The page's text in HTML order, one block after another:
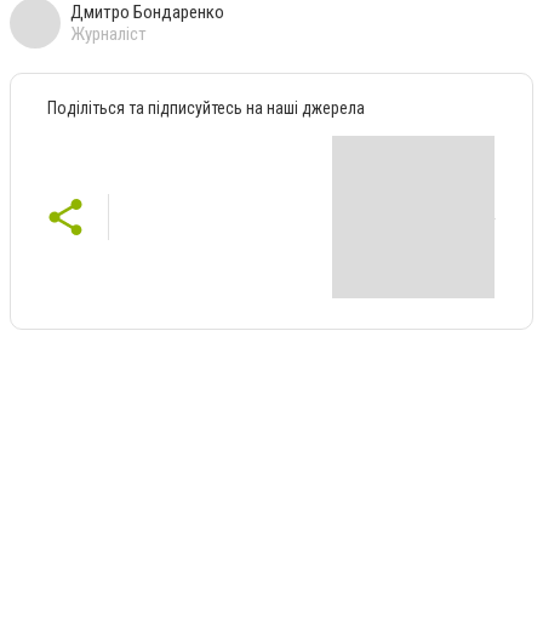
Дмитро Бондаренко
Журналіст
Поділіться та підписуйтесь на наші джерела